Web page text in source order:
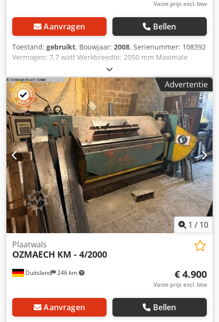
Vaste prijs excl. btw
Aanvragen Bellen
Toestand: gebruikt, Bouwjaar: 2008, Serienummer: 108392
Vermogen: 7,7 watt Werkbreedte: 2050 mm Maximale
snijdikte: 4 mm Dkodpfxoztfv Ij Afgsr Machinegewicht: ca. 4
ton
Advertentie
1 / 10
Duitsland 246 km
Plaatwals
OZMAECH KM - 4/2000
€ 4.900
Vaste prijs excl. btw
Aanvragen Bellen